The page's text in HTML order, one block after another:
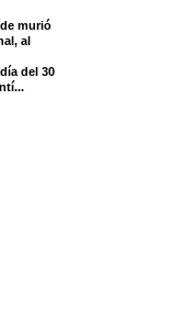
murió
al
del 30